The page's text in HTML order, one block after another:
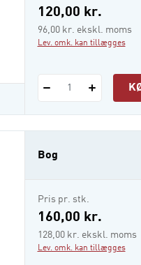
e-bog (epub3)
120,00 kr.
96,00 kr. ekskl. moms
Lev. omk. kan tillægges
1
Bog
e-bog (epub3)
Pris pr. stk.
160,00 kr.
128,00 kr. ekskl. moms
Lev. omk. kan tillægges